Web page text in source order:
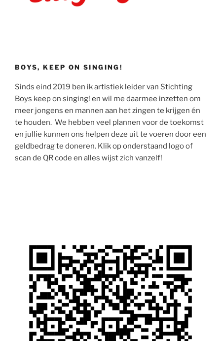
BOYS, KEEP ON SINGING!
Sinds eind 2019 ben ik artistiek leider van Stichting
Boys keep on singing! en wil me daarmee inzetten om
meer jongens en mannen aan het zingen te krijgen én
te houden. We hebben veel plannen voor de toekomst
en jullie kunnen ons helpen deze uit te voeren door een
geldbedrag te doneren. Klik op onderstaand logo of
scan de QR code en alles wijst zich vanzelf!